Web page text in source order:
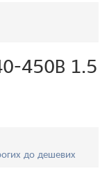
450В 1.5
до дешевих